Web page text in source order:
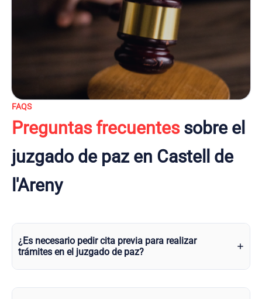
FAQS
Preguntas frecuentessobre el
juzgado de paz en Castell de
l'Areny
¿Es necesario pedir cita previa para realizar
trámites en el juzgado de paz?